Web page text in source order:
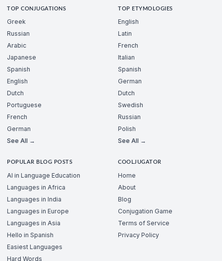
TOP CONJUGATIONS
Greek
Russian
Arabic
Japanese
Spanish
English
Dutch
Portuguese
French
German
See All →
TOP ETYMOLOGIES
English
Latin
French
Italian
Spanish
German
Dutch
Swedish
Russian
Polish
See All →
POPULAR BLOG POSTS
AI in Language Education
Languages in Africa
Languages in India
Languages in Europe
Languages in Asia
Hello in Spanish
Easiest Languages
Hard Words
COOLJUGATOR
Home
About
Blog
Conjugation Game
Terms of Service
Privacy Policy